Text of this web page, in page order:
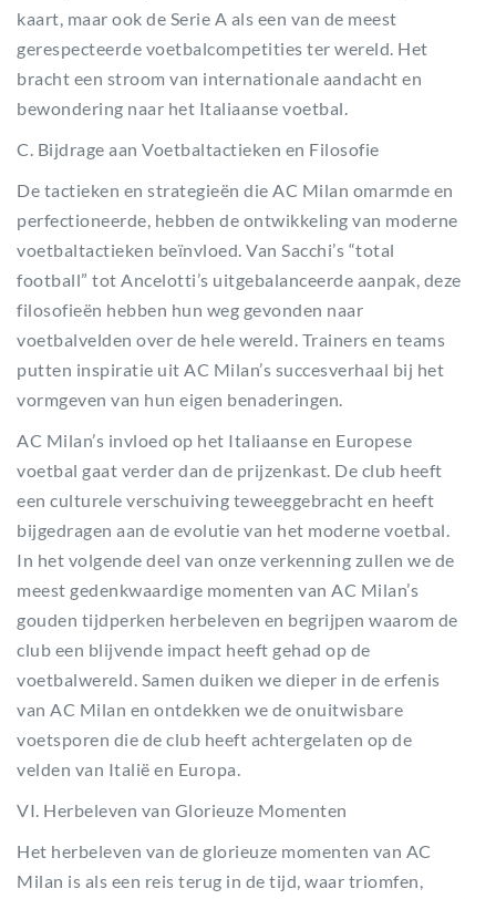
kaart, maar ook de Serie A als een van de meest
gerespecteerde voetbalcompetities ter wereld. Het
bracht een stroom van internationale aandacht en
bewondering naar het Italiaanse voetbal.
C. Bijdrage aan Voetbaltactieken en Filosofie
De tactieken en strategieën die AC Milan omarmde en
perfectioneerde, hebben de ontwikkeling van moderne
voetbaltactieken beïnvloed. Van Sacchi’s “total
football” tot Ancelotti’s uitgebalanceerde aanpak, deze
filosofieën hebben hun weg gevonden naar
voetbalvelden over de hele wereld. Trainers en teams
putten inspiratie uit AC Milan’s succesverhaal bij het
vormgeven van hun eigen benaderingen.
AC Milan’s invloed op het Italiaanse en Europese
voetbal gaat verder dan de prijzenkast. De club heeft
een culturele verschuiving teweeggebracht en heeft
bijgedragen aan de evolutie van het moderne voetbal.
In het volgende deel van onze verkenning zullen we de
meest gedenkwaardige momenten van AC Milan’s
gouden tijdperken herbeleven en begrijpen waarom de
club een blijvende impact heeft gehad op de
voetbalwereld. Samen duiken we dieper in de erfenis
van AC Milan en ontdekken we de onuitwisbare
voetsporen die de club heeft achtergelaten op de
velden van Italië en Europa.
VI. Herbeleven van Glorieuze Momenten
Het herbeleven van de glorieuze momenten van AC
Milan is als een reis terug in de tijd, waar triomfen,